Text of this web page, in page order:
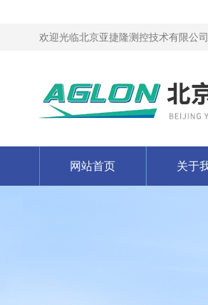
欢迎光临北京亚捷隆测控技术有限公司
网站首页 关于